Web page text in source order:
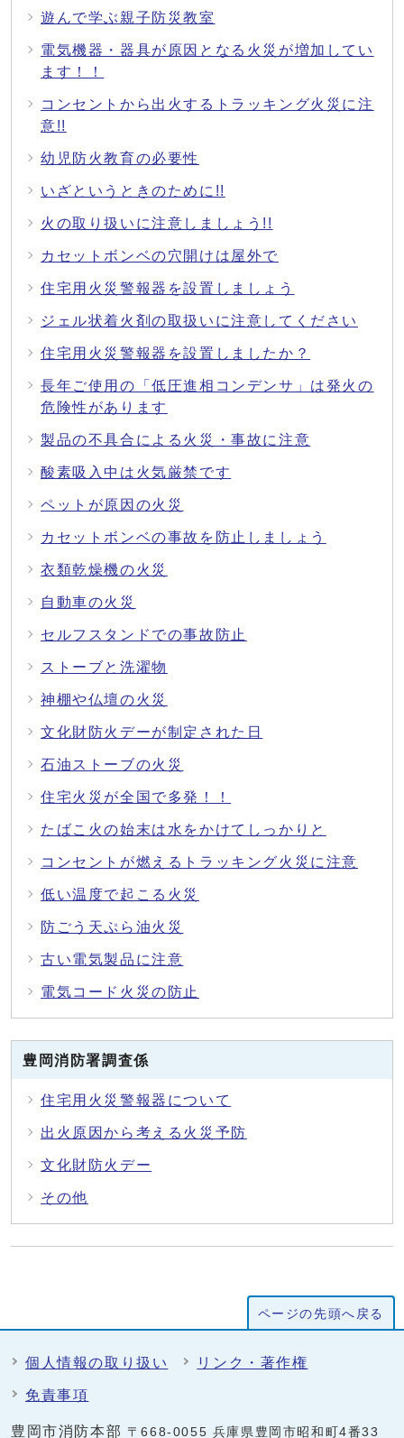
遊んで学ぶ親子防災教室
電気機器・器具が原因となる火災が増加してい
ます！！
コンセントから出火するトラッキング火災に注
意!!
幼児防火教育の必要性
いざというときのために!!
火の取り扱いに注意しましょう!!
カセットボンベの穴開けは屋外で
住宅用火災警報器を設置しましょう
ジェル状着火剤の取扱いに注意してください
住宅用火災警報器を設置しましたか？
長年ご使用の「低圧進相コンデンサ」は発火の
危険性があります
製品の不具合による火災・事故に注意
酸素吸入中は火気厳禁です
ペットが原因の火災
カセットボンベの事故を防止しましょう
衣類乾燥機の火災
自動車の火災
セルフスタンドでの事故防止
ストーブと洗濯物
神棚や仏壇の火災
文化財防火デーが制定された日
石油ストーブの火災
住宅火災が全国で多発！！
たばこ火の始末は水をかけてしっかりと
コンセントが燃えるトラッキング火災に注意
低い温度で起こる火災
防ごう天ぷら油火災
古い電気製品に注意
電気コード火災の防止
豊岡消防署調査係
住宅用火災警報器について
出火原因から考える火災予防
文化財防火デー
その他
ページの先頭へ戻る
個人情報の取り扱い リンク・著作権
免責事項
豊岡市消防本部 〒668-0055 兵庫県豊岡市昭和町4番33